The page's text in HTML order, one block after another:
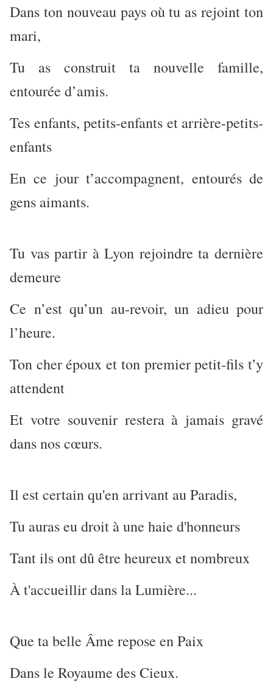
Dans ton nouveau pays où tu as rejoint ton
mari,
Tu as construit ta nouvelle famille,
entourée d’amis.
Tes enfants, petits-enfants et arrière-petits-
enfants
En ce jour t’accompagnent, entourés de
gens aimants.
Tu vas partir à Lyon rejoindre ta dernière
demeure
Ce n’est qu’un au-revoir, un adieu pour
l’heure.
Ton cher époux et ton premier petit-fils t’y
attendent
Et votre souvenir restera à jamais gravé
dans nos cœurs.
Il est certain qu'en arrivant au Paradis,
Tu auras eu droit à une haie d'honneurs
Tant ils ont dû être heureux et nombreux
À t'accueillir dans la Lumière...
Que ta belle Âme repose en Paix
Dans le Royaume des Cieux.